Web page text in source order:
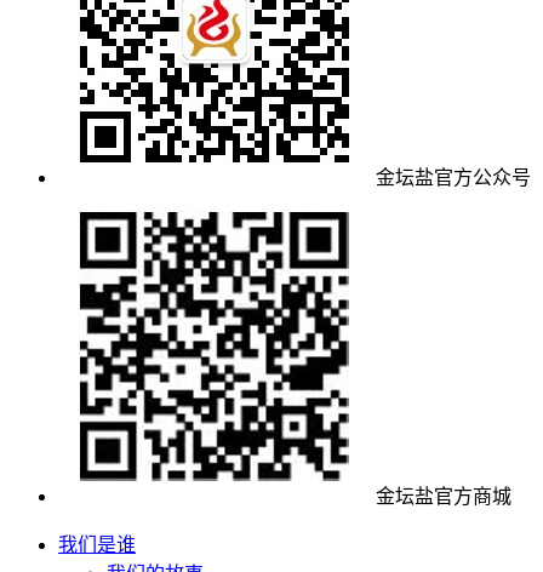
金坛盐官方公众号
金坛盐官方商城
我们是谁